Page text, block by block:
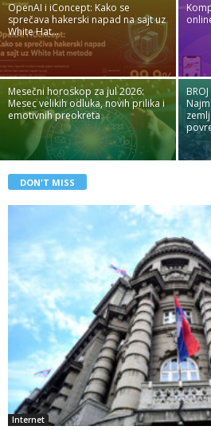
OpenAI i iConcept: Kako se
sprečava hakerski napad na sajt uz
White Hat...
Mesečni horoskop za jul 2026:
Mesec velikih odluka, novih prilika i
emotivnih preokreta
DON'T MISS
Internet